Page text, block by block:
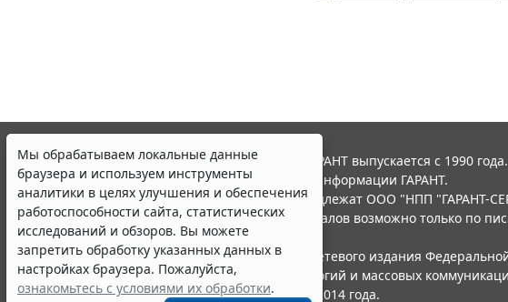
Мы обрабатываем локальные данные
браузера и используем инструменты
аналитики в целях улучшения и обеспечения
работоспособности сайта, статистических
исследований и обзоров. Вы можете
запретить обработку указанных данных в
настройках браузера. Пожалуйста,
ознакомьтесь с условиями их обработки.
© ООО "НПП "ГАРАНТ-СЕРВИС", 2026. Система ГАРАНТ выпускается с 1990
участниками Российской ассоциации правовой информации ГАРАНТ.
Все права на материалы сайта ГАРАНТ.РУ принадлежат ООО "НПП "ГАРАНТ-
Полное или частичное воспроизведение материалов возможно только по
Правила использования портала.
Портал ГАРАНТ.РУ зарегистрирован в качестве сетевого издания
надзору в сфере связи,информационных технологий и массовых
(Роскомнадзором), Эл № ФС77-58365 от 18 июня 2014 года.